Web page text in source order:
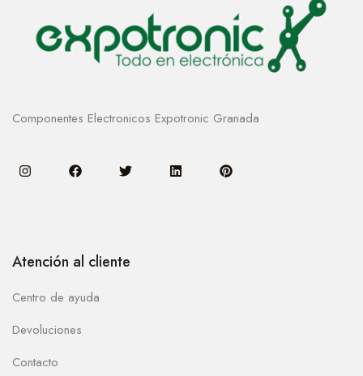
Componentes Electronicos Expotronic Granada
Atención al cliente
Centro de ayuda
Devoluciones
Contacto